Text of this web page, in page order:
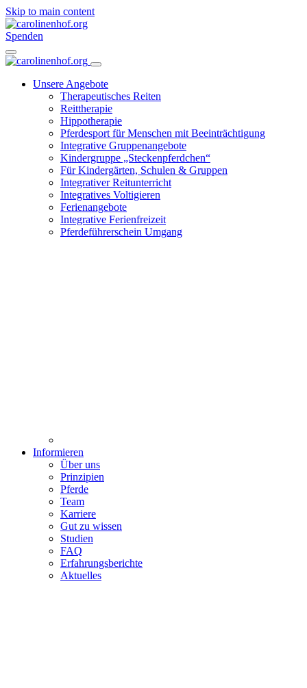
Skip to main content
Spenden
Unsere Angebote
Therapeutisches Reiten
Reittherapie
Hippotherapie
Pferdesport für Menschen mit Beeinträchtigung
Integrative Gruppenangebote
Kindergruppe „Steckenpferdchen“
Für Kindergärten, Schulen & Gruppen
Integrativer Reitunterricht
Integratives Voltigieren
Ferienangebote
Integrative Ferienfreizeit
Pferdeführerschein Umgang
Informieren
Über uns
Prinzipien
Pferde
Team
Karriere
Gut zu wissen
Studien
FAQ
Erfahrungsberichte
Aktuelles